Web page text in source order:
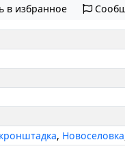
в избранное
, Новоселовка